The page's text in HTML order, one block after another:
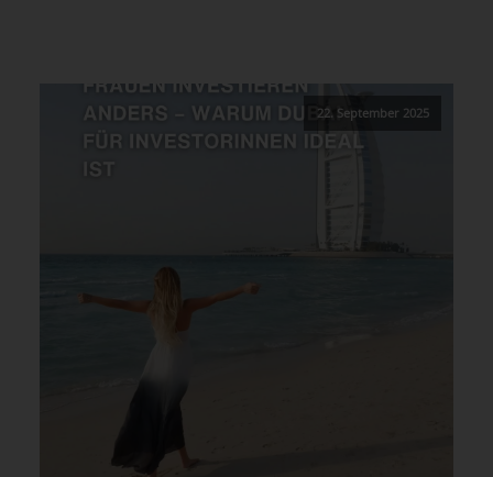
22. September 2025